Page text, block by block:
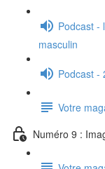
Podcast -
masculin
Podcast -
Votre
Numéro 9 :